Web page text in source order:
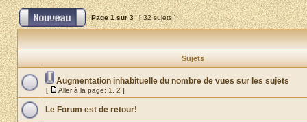
Page1sur3 [ 32 sujets ]
Sujets
Augmentation inhabituelle du nombre de vues sur les sujets
[ Aller à la page: 1 2 ]
Le Forum est de retour!